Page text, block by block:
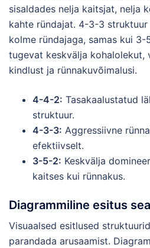
sisaldades nelja kaitsjat, nelja
kahte ründajat. 4-3-3 struktuur
kolme ründajaga, samas kui
tugevat keskvälja kohalolekut,
kindlust ja rünnakuvõimalusi.
4-4-2: Tasakaalustatud
struktuur.
4-3-3: Aggressiivne
efektiivselt.
3-5-2: Keskvälja
kaitses kui rünnakus.
Diagrammiline esitus
Visuaalsed esitlused
parandada arusaamist.